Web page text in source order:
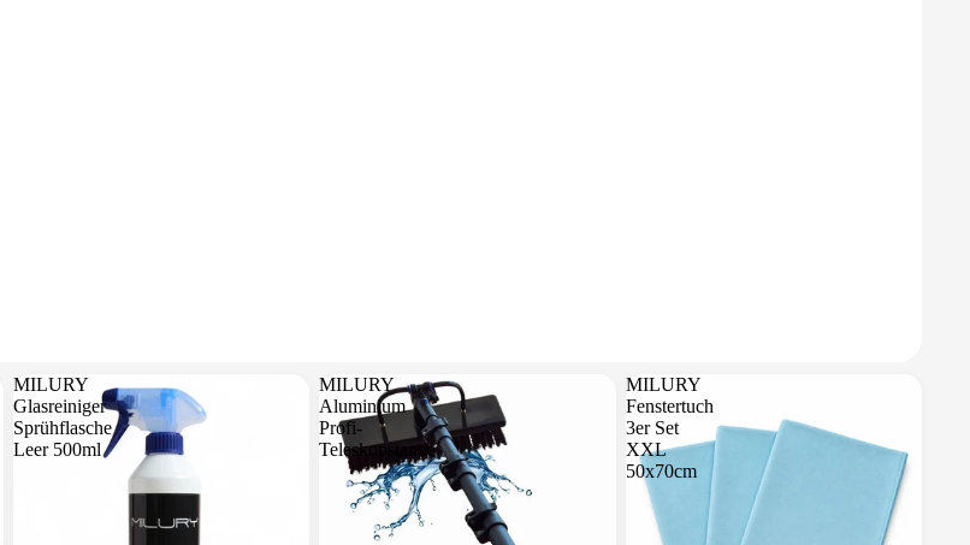
MILURY
Glasreiniger
Sprühflasche
Leer 500ml
MILURY
Aluminium
Profi-
Teleskopstange
MILURY
Fenstertuch
3er Set
XXL
50x70cm